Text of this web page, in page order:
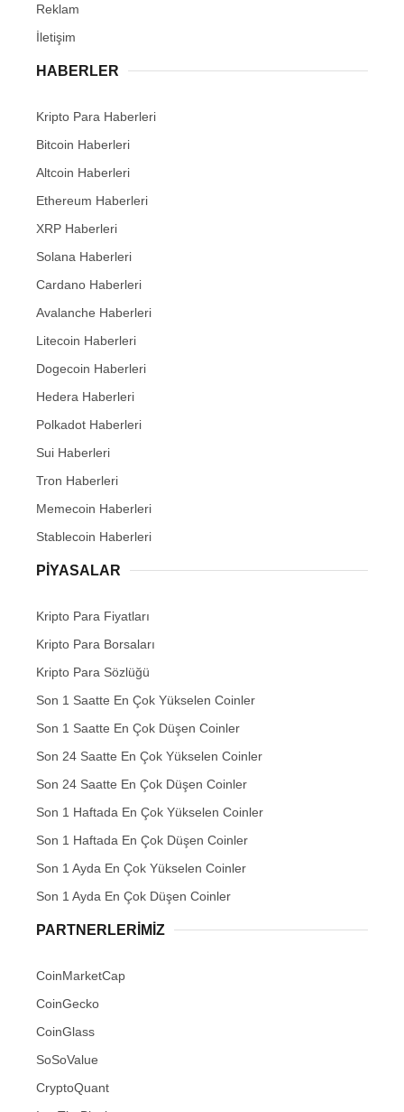
Reklam
İletişim
HABERLER
Kripto Para Haberleri
Bitcoin Haberleri
Altcoin Haberleri
Ethereum Haberleri
XRP Haberleri
Solana Haberleri
Cardano Haberleri
Avalanche Haberleri
Litecoin Haberleri
Dogecoin Haberleri
Hedera Haberleri
Polkadot Haberleri
Sui Haberleri
Tron Haberleri
Memecoin Haberleri
Stablecoin Haberleri
PIYASALAR
Kripto Para Fiyatları
Kripto Para Borsaları
Kripto Para Sözlüğü
Son 1 Saatte En Çok Yükselen Coinler
Son 1 Saatte En Çok Düşen Coinler
Son 24 Saatte En Çok Yükselen Coinler
Son 24 Saatte En Çok Düşen Coinler
Son 1 Haftada En Çok Yükselen Coinler
Son 1 Haftada En Çok Düşen Coinler
Son 1 Ayda En Çok Yükselen Coinler
Son 1 Ayda En Çok Düşen Coinler
PARTNERLERIMIZ
CoinMarketCap
CoinGecko
CoinGlass
SoSoValue
CryptoQuant